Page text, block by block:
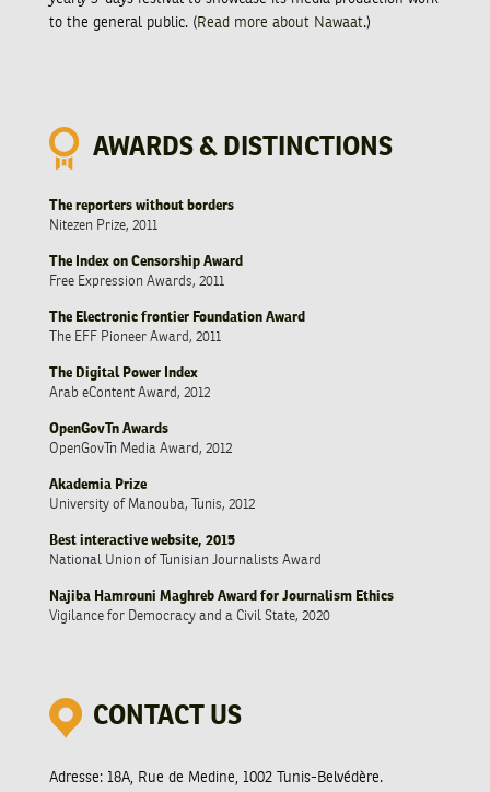
to the general public. ( Read more about Nawaat.)
AWARDS & DISTINCTIONS
The reporters without borders
Nitezen Prize, 2011
The Index on Censorship Award
Free Expression Awards, 2011
The Electronic frontier Foundation Award
The EFF Pioneer Award, 2011
The Digital Power Index
Arab eContent Award, 2012
OpenGovTn Awards
OpenGovTn Media Award, 2012
Akademia Prize
University of Manouba, Tunis, 2012
Best interactive website, 2015
National Union of Tunisian Journalists Award
Najiba Hamrouni Maghreb Award for Journalism Ethics
Vigilance for Democracy and a Civil State, 2020
CONTACT US
Adresse: 18A, Rue de Medine, 1002 Tunis-Belvédère.